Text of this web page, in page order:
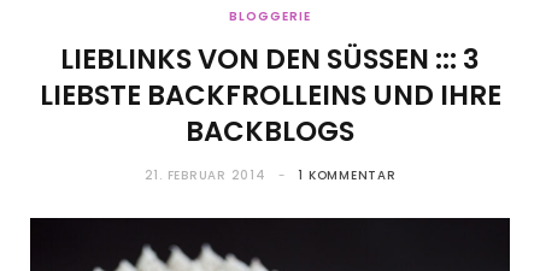
BLOGGERIE
LIEBLINKS VON DEN SÜSSEN ::: 3 L
IEBSTE BACKFROLLEINS UND IHRE B
ACKBLOGS
21. FEBRUAR 2014 1 KOMMENTAR